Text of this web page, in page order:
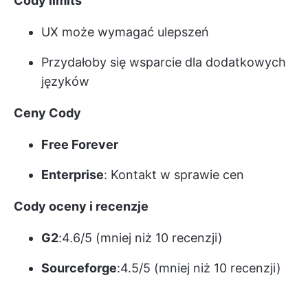
UX może wymagać ulepszeń
Przydałoby się wsparcie dla dodatkowych
języków
Ceny Cody
Free Forever
Enterprise: Kontakt w sprawie cen
Cody oceny i recenzje
G2:4.6/5 (mniej niż 10 recenzji)
Sourceforge:4.5/5 (mniej niż 10 recenzji)